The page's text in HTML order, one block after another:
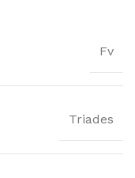
Fv
Triades